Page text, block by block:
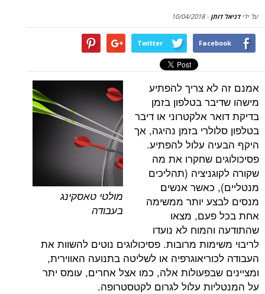
-
10/04/2018
Twitter
מולטי טאסקינג
בעבודה
צריך להפתיע
בטלפון בזמן
אלקטרוני או דיבר
בזמן נהיגה, אך
עלול להפתיע.
שחקרו את מה
(תהליכים
כאשר אנשים
יותר ממשימה
מצאו
לא נועדו
מרובות. פסיכולוגים נוטים להשוות את
או לשליטה בתנועה האווירית,
אלה, כמו אצל אחרים, עומס יתר
עלול לגרום לקטסטרופה.